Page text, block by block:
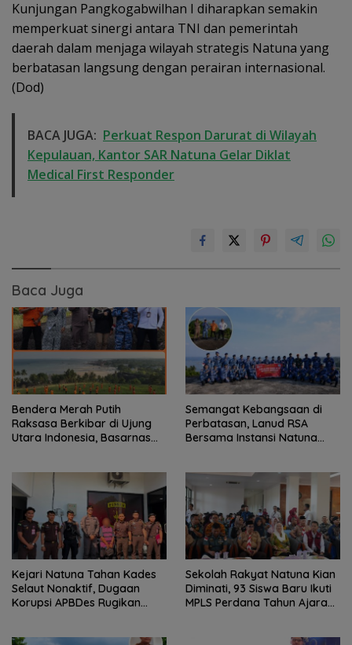
Kunjungan Pangkogabwilhan I diharapkan semakin
memperkuat sinergi antara TNI dan pemerintah
daerah dalam menjaga wilayah strategis Natuna yang
berbatasan langsung dengan perairan internasional.
(Dod)
BACA JUGA: Perkuat Respon Darurat di Wilayah
Kepulauan, Kantor SAR Natuna Gelar Diklat
Medical First Responder
Baca Juga
Bendera Merah Putih
Raksasa Berkibar di Ujung
Utara Indonesia, Basarnas
Perbatasan
Semangat Kebangsaan di
Perbatasan, Lanud RSA
Bersama Instansi Natuna
Kejari Natuna Tahan Kades
Selaut Nonaktif, Dugaan
Korupsi APBDes Rugikan
Sekolah Rakyat Natuna Kian
Diminati, 93 Siswa Baru Ikuti
MPLS Perdana Tahun Ajaran